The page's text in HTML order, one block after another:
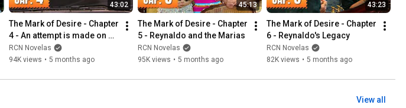
43:02
The Mark of Desire - Chapter
4 - An attempt is made on
Luis Eduardo's life
RCN Novelas
94K views • 5 months ago
45:13
The Mark of Desire - Chapter
5 - Reynaldo and the Marias
RCN Novelas
95K views • 5 months ago
43:23
The Mark of Desire - Chapter
6 - Reynaldo's Legacy
RCN Novelas
82K views • 5 months ago
View all